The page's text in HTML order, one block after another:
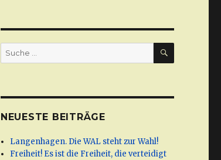
Suche
nach:
SUCHE
NEUESTE BEITRÄGE
Langenhagen. Die WAL steht zur Wahl!
Freiheit! Es ist die Freiheit, die verteidigt